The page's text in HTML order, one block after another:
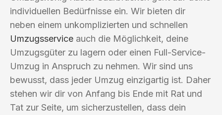
individuellen Bedürfnisse ein. Wir bieten dir
neben einem unkomplizierten und schnellen
Umzugsservice auch die Möglichkeit, deine
Umzugsgüter zu lagern oder einen Full-Service-
Umzug in Anspruch zu nehmen. Wir sind uns
bewusst, dass jeder Umzug einzigartig ist. Daher
stehen wir dir von Anfang bis Ende mit Rat und
Tat zur Seite, um sicherzustellen, dass dein